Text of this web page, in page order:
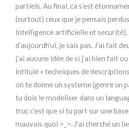
partiels. Au final, ca s’est
(surtout) ceux que je pensais
Intelligence artificielle et securité).
d’aujourdh’ui, je sais pas. J’ai fait
j’ai aucune idée de si j’ai bien fait
intitulé « techniques de
on te donne un systeme (genre un
tu dois le modeliser dans un
truc c’est que si tu part sur une
mauvais quoi >_>. J’ai cherché un